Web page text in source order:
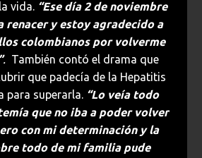
vida. “Ese día 2 de noviembre
renacer y estoy agradecido a
colombianos por volverme
.También contó el drama que
que padecía de la Hepatitis
para superarla. “Lo veía todo
que no iba a poder volver
con mi determinación y la
todo de mi familia pude